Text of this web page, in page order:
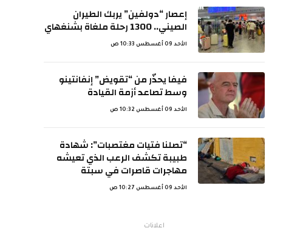
إعصار “دولفين” يربك الطيران
الصيني.. 1300 رحلة ملغاة بشنغهاي
الأحد 09 أغسطس 10:33 ص
فيفا يحذّر من “تقويض” إنفانتينو
وسط تصاعد أزمة القيادة
الأحد 09 أغسطس 10:32 ص
“تصلنا فتيات مغتصبات”: شهادة
طبيبة تكشف الرعب الذي تعيشه
مهاجرات قاصرات في سبتة
الأحد 09 أغسطس 10:27 ص
اعلانات